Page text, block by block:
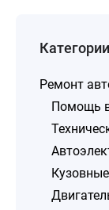
Категории
Ремонт
Помощь